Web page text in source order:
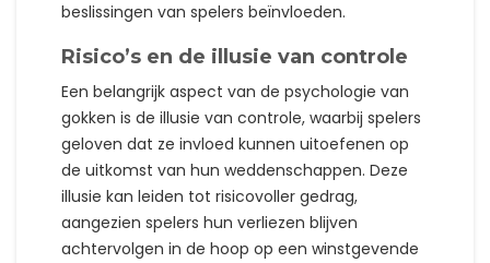
beslissingen van spelers beïnvloeden.
Risico’s en de illusie van controle
Een belangrijk aspect van de psychologie van
gokken is de illusie van controle, waarbij spelers
geloven dat ze invloed kunnen uitoefenen op
de uitkomst van hun weddenschappen. Deze
illusie kan leiden tot risicovoller gedrag,
aangezien spelers hun verliezen blijven
achtervolgen in de hoop op een winstgevende